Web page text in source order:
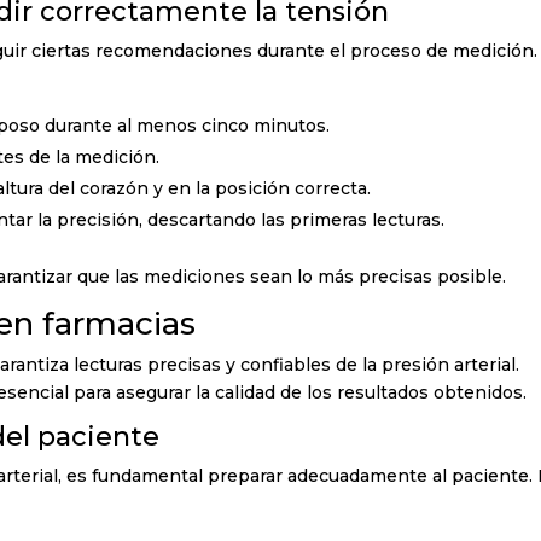
correctamente la tensión
ciertas recomendaciones durante el proceso de medición.
durante al menos cinco minutos.
de la medición.
del corazón y en la posición correcta.
la precisión, descartando las primeras lecturas.
que las mediciones sean lo más precisas posible.
farmacias
lecturas precisas y confiables de la presión arterial.
para asegurar la calidad de los resultados obtenidos.
paciente
es fundamental preparar adecuadamente al paciente.